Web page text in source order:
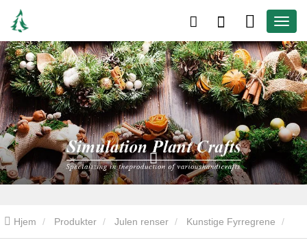
Hjem Produkter Julen renser Kunstige Fyrregrene